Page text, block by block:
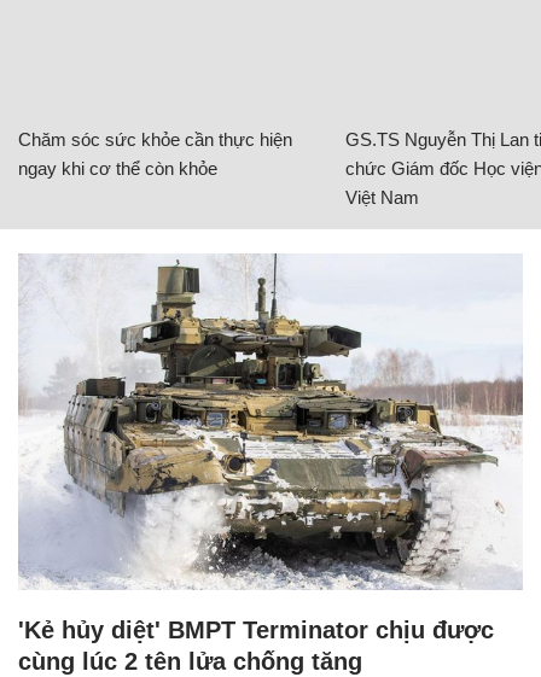
Chăm sóc sức khỏe cần thực hiện
ngay khi cơ thể còn khỏe
GS.TS Nguyễn Thị Lan
chức Giám đốc Học
Việt Nam
'Kẻ hủy diệt' BMPT Terminator chịu được
cùng lúc 2 tên lửa chống tăng